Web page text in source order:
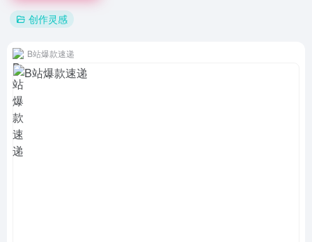
创作灵感
B站爆款速递